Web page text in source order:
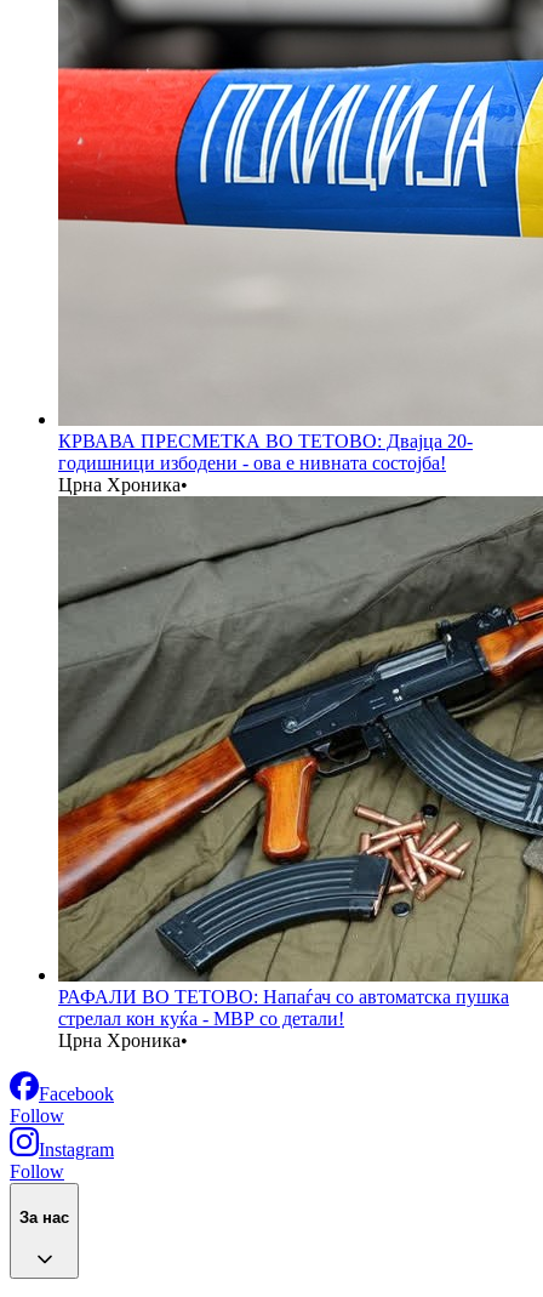
КРВАВА ПРЕСМЕТКА ВО ТЕТОВО: Двајца 20-
годишници избодени - ова е нивната состојба!
Црна Хроника•
РАФАЛИ ВО ТЕТОВО: Напаѓач со автоматска пушка
стрелал кон куќа - МВР со детали!
Црна Хроника•
Facebook
Follow
Instagram
Follow
За нас